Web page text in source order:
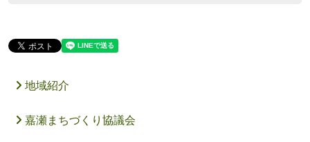
地域紹介
嘉瀬まちづくり協議会